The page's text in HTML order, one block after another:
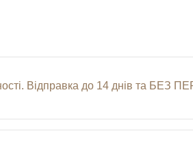
Відправка до 14 днів та БЕЗ